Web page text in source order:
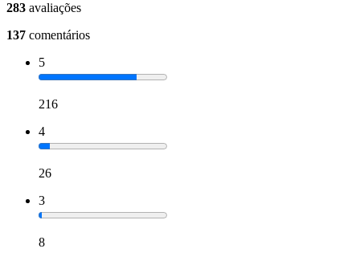
283 avaliações
137 comentários
5
216
4
26
3
8